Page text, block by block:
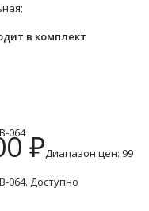
в комплект
064 ₽Диапазон цен: 99
064. Доступно